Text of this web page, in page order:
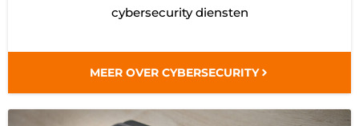
cybersecurity diensten
MEER OVER CYBERSECURITY